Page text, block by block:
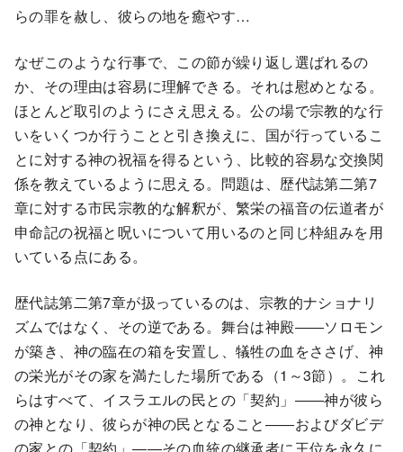
らの罪を赦し、彼らの地を癒やす…
なぜこのような行事で、この節が繰り返し選ばれるの
か、その理由は容易に理解できる。それは慰めとなる。
ほとんど取引のようにさえ思える。公の場で宗教的な行
いをいくつか行うことと引き換えに、国が行っているこ
とに対する神の祝福を得るという、比較的容易な交換関
係を教えているように思える。問題は、歴代誌第二第7
章に対する市民宗教的な解釈が、繁栄の福音の伝道者が
申命記の祝福と呪いについて用いるのと同じ枠組みを用
いている点にある。
歴代誌第二第7章が扱っているのは、宗教的ナショナリ
ズムではなく、その逆である。舞台は神殿――ソロモン
が築き、神の臨在の箱を安置し、犠牲の血をささげ、神
の栄光がその家を満たした場所である（1～3節）。これ
らはすべて、イスラエルの民との「契約」――神が彼ら
の神となり、彼らが神の民となること――およびダビデ